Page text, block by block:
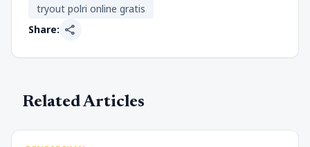
tryout polri online gratis
Share: share
Related Articles